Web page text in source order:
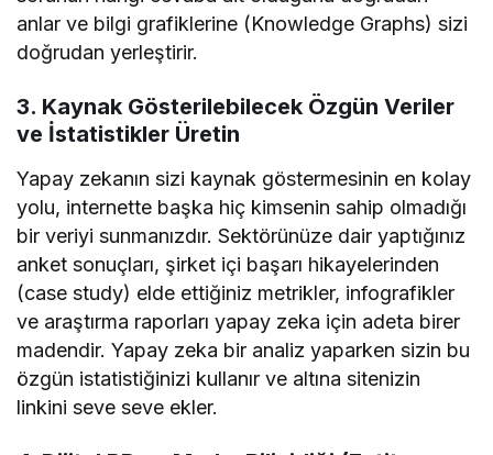
anlar ve bilgi grafiklerine (Knowledge Graphs) sizi
doğrudan yerleştirir.
3. Kaynak Gösterilebilecek Özgün Veriler
ve İstatistikler Üretin
Yapay zekanın sizi kaynak göstermesinin en kolay
yolu, internette başka hiç kimsenin sahip olmadığı
bir veriyi sunmanızdır. Sektörünüze dair yaptığınız
anket sonuçları, şirket içi başarı hikayelerinden
(case study) elde ettiğiniz metrikler, infografikler
ve araştırma raporları yapay zeka için adeta birer
madendir. Yapay zeka bir analiz yaparken sizin bu
özgün istatistiğinizi kullanır ve altına sitenizin
linkini seve seve ekler.